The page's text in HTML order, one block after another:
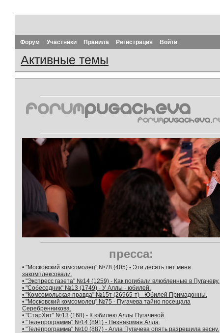
Форум Участники Правила Регистрация Войти
Активные темы
пресса:
• "Московский комсомолец" №78 (405) - Эти десять лет меня
закомплексовали.
• "Экспресс газета" №14 (1259) - Как погибали влюбленные в Пугачеву.
• "Собеседник" №13 (1749) - У Аллы - юбилей.
• "Комсомольская правда" №15т (26965-т) - Юбилей Примадонны.
• "Московский комсомолец" №75 - Пугачева тайно посещала
Серебренникова.
• "СтарХит" №13 (168) - К юбилею Аллы Пугачевой.
• "Телепрограмма" №14 (891) - Незнакомая Алла.
• "Телепрограмма" №10 (887) - Алла Пугачева опять разрешила весну.